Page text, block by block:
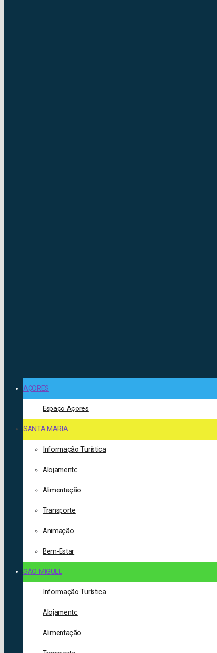
AÇORES
Espaço Açores
SANTA MARIA
Informação Turística
Alojamento
Alimentação
Transporte
Animação
Bem-Estar
SÃO MIGUEL
Informação Turística
Alojamento
Alimentação